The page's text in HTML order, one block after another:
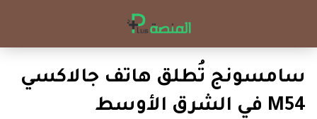
سامسونج تُطلق هاتف جالاكسي
M54 في الشرق الأوسط